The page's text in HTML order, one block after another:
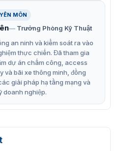
mối nối điện khỏi tác động
thiết bị điện tử nhờ bảo vệ
độ cao.
chứa và bảo vệ các đầu nối
bên trong không bị chèn
MÔN
Trưởng Phòng Kỹ Thuật
an ninh và kiểm soát ra vào
thực chiến. Đã tham gia
dự án chấm công, access
và bãi xe thông minh, đồng
giải pháp hạ tầng mạng và
doanh nghiệp.